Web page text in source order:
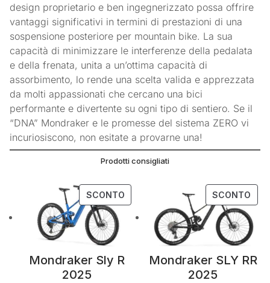
design proprietario e ben ingegnerizzato possa offrire
vantaggi significativi in termini di prestazioni di una
sospensione posteriore per mountain bike. La sua
capacità di minimizzare le interferenze della pedalata
e della frenata, unita a un’ottima capacità di
assorbimento, lo rende una scelta valida e apprezzata
da molti appassionati che cercano una bici
performante e divertente su ogni tipo di sentiero. Se il
“DNA” Mondraker e le promesse del sistema ZERO vi
incuriosiscono, non esitate a provarne una!
Prodotti consigliati
SCONTOPRODOTTO
OFFERTA
Mondraker Sly R
2025
SCONTO
Mondraker SLY RR
2025